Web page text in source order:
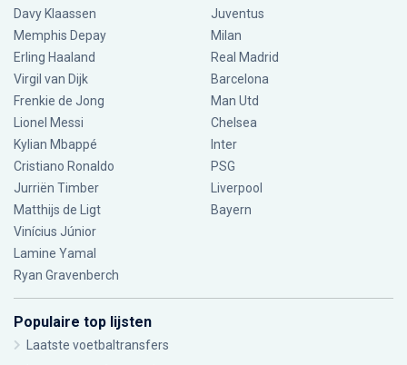
Davy Klaassen
Memphis Depay
Erling Haaland
Virgil van Dijk
Frenkie de Jong
Lionel Messi
Kylian Mbappé
Cristiano Ronaldo
Jurriën Timber
Matthijs de Ligt
Vinícius Júnior
Lamine Yamal
Ryan Gravenberch
Juventus
Milan
Real Madrid
Barcelona
Man Utd
Chelsea
Inter
PSG
Liverpool
Bayern
Populaire top lijsten
Laatste voetbaltransfers